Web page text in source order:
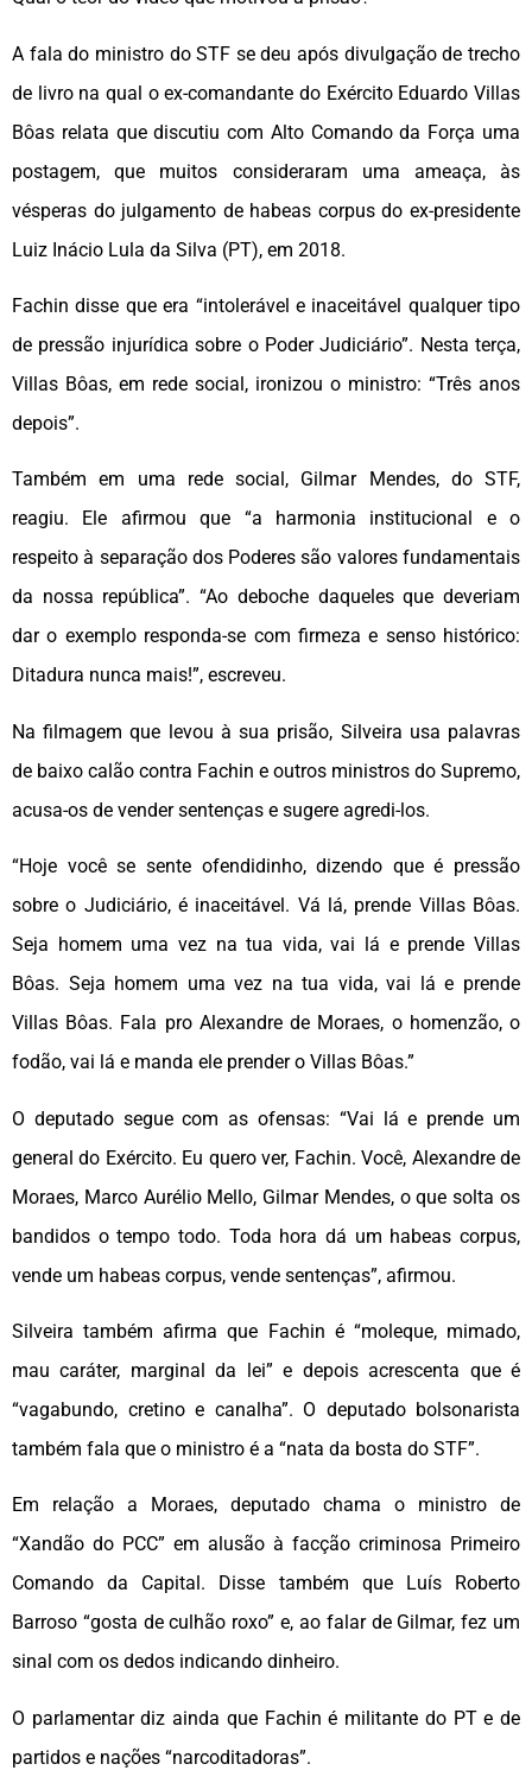
A fala do ministro do STF se deu após divulgação de trecho
de livro na qual o ex-comandante do Exército Eduardo Villas
Bôas relata que discutiu com Alto Comando da Força uma
postagem, que muitos consideraram uma ameaça, às
vésperas do julgamento de habeas corpus do ex-presidente
Luiz Inácio Lula da Silva (PT), em 2018.
Fachin disse que era “intolerável e inaceitável qualquer tipo
de pressão injurídica sobre o Poder Judiciário”. Nesta terça,
Villas Bôas, em rede social, ironizou o ministro: “Três anos
depois”.
Também em uma rede social, Gilmar Mendes, do STF,
reagiu. Ele afirmou que “a harmonia institucional e o
respeito à separação dos Poderes são valores fundamentais
da nossa república”. “Ao deboche daqueles que deveriam
dar o exemplo responda-se com firmeza e senso histórico:
Ditadura nunca mais!”, escreveu.
Na filmagem que levou à sua prisão, Silveira usa palavras
de baixo calão contra Fachin e outros ministros do Supremo,
acusa-os de vender sentenças e sugere agredi-los.
“Hoje você se sente ofendidinho, dizendo que é pressão
sobre o Judiciário, é inaceitável. Vá lá, prende Villas Bôas.
Seja homem uma vez na tua vida, vai lá e prende Villas
Bôas. Seja homem uma vez na tua vida, vai lá e prende
Villas Bôas. Fala pro Alexandre de Moraes, o homenzão, o
fodão, vai lá e manda ele prender o Villas Bôas.”
O deputado segue com as ofensas: “Vai lá e prende um
general do Exército. Eu quero ver, Fachin. Você, Alexandre de
Moraes, Marco Aurélio Mello, Gilmar Mendes, o que solta os
bandidos o tempo todo. Toda hora dá um habeas corpus,
vende um habeas corpus, vende sentenças”, afirmou.
Silveira também afirma que Fachin é “moleque, mimado,
mau caráter, marginal da lei” e depois acrescenta que é
“vagabundo, cretino e canalha”. O deputado bolsonarista
também fala que o ministro é a “nata da bosta do STF”.
Em relação a Moraes, deputado chama o ministro de
“Xandão do PCC” em alusão à facção criminosa Primeiro
Comando da Capital. Disse também que Luís Roberto
Barroso “gosta de culhão roxo” e, ao falar de Gilmar, fez um
sinal com os dedos indicando dinheiro.
O parlamentar diz ainda que Fachin é militante do PT e de
partidos e nações “narcoditadoras”.